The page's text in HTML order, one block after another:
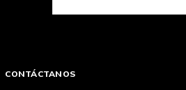
CONTÁCTANOS